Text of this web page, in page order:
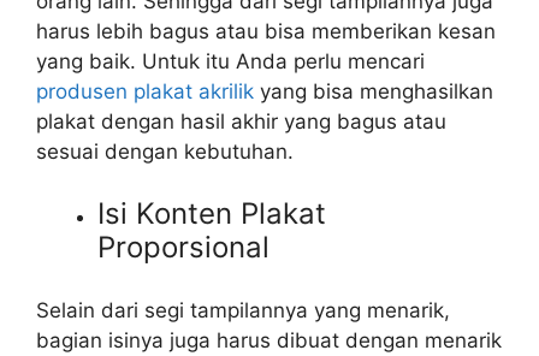
harus lebih bagus atau bisa memberikan kesan
yang baik. Untuk itu Anda perlu mencari
produsen plakat akrilik yang bisa menghasilkan
plakat dengan hasil akhir yang bagus atau
sesuai dengan kebutuhan.
Isi Konten Plakat
Proporsional
Selain dari segi tampilannya yang menarik,
bagian isinya juga harus dibuat dengan menarik